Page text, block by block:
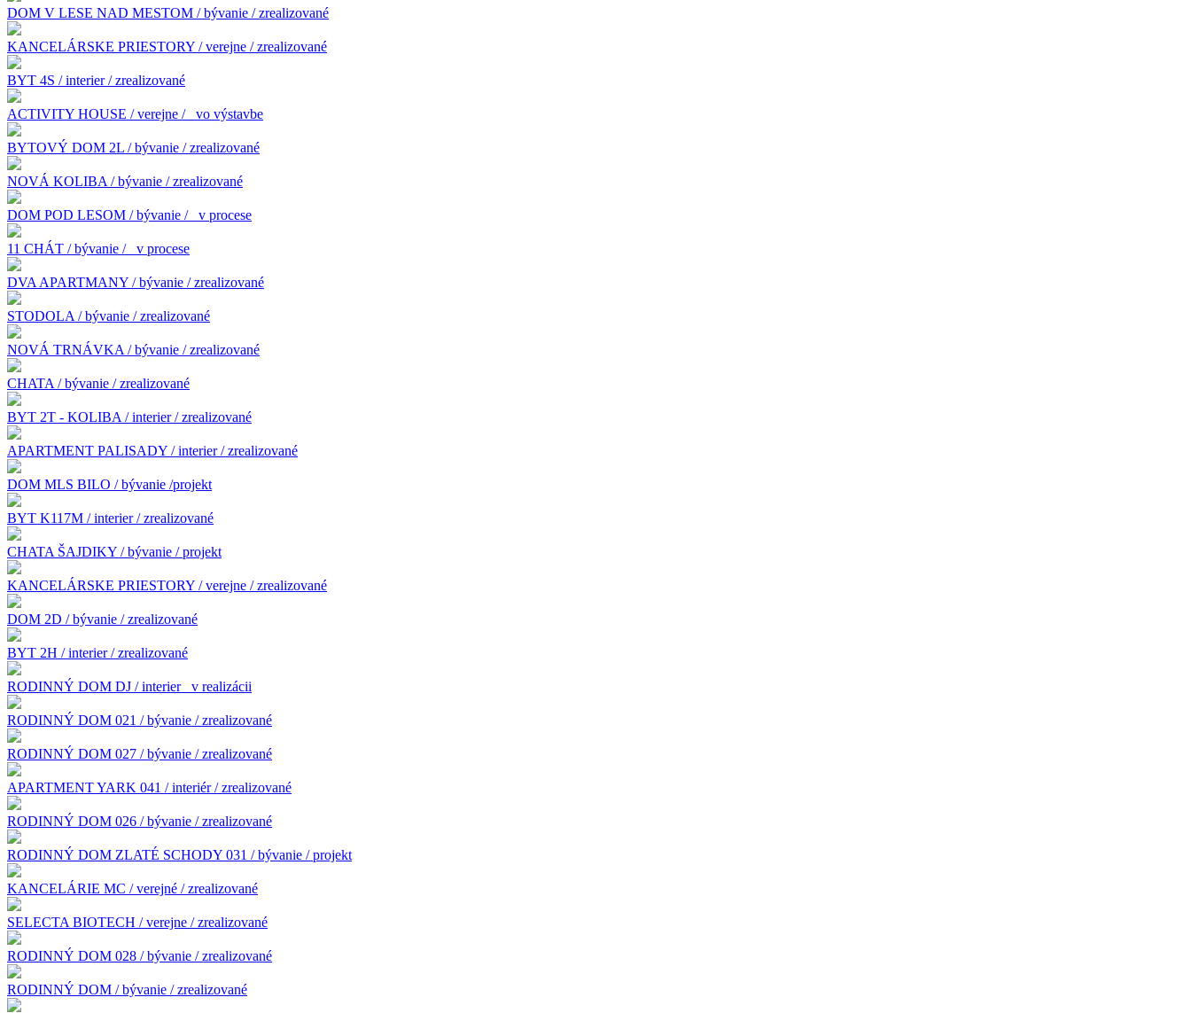
DOM V LESE NAD MESTOM / bývanie / zrealizované
KANCELÁRSKE PRIESTORY / verejne / zrealizované
BYT 4S / interier / zrealizované
ACTIVITY HOUSE / verejne / vo výstavbe
BYTOVÝ DOM 2L / bývanie / zrealizované
NOVÁ KOLIBA / bývanie / zrealizované
DOM POD LESOM / bývanie / v procese
11 CHÁT / bývanie / v procese
DVA APARTMANY / bývanie / zrealizované
STODOLA / bývanie / zrealizované
NOVÁ TRNÁVKA / bývanie / zrealizované
CHATA / bývanie / zrealizované
BYT 2T - KOLIBA / interier / zrealizované
APARTMENT PALISADY / interier / zrealizované
DOM MLS BILO / bývanie /projekt
BYT K117M / interier / zrealizované
CHATA ŠAJDIKY / bývanie / projekt
KANCELÁRSKE PRIESTORY / verejne / zrealizované
DOM 2D / bývanie / zrealizované
BYT 2H / interier / zrealizované
RODINNÝ DOM DJ / interier v realizácii
RODINNÝ DOM 021 / bývanie / zrealizované
RODINNÝ DOM 027 / bývanie / zrealizované
APARTMENT YARK 041 / interiér / zrealizované
RODINNÝ DOM 026 / bývanie / zrealizované
RODINNÝ DOM ZLATÉ SCHODY 031 / bývanie / projekt
KANCELÁRIE MC / verejné / zrealizované
SELECTA BIOTECH / verejne / zrealizované
RODINNÝ DOM 028 / bývanie / zrealizované
RODINNÝ DOM / bývanie / zrealizované